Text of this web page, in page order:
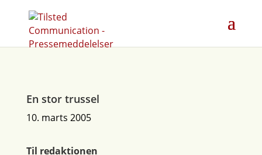
En stor trussel
10. marts 2005
Til redaktionen